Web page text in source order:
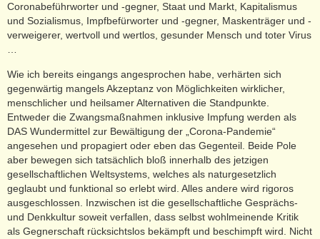
Coronabeführworter und -gegner, Staat und Markt, Kapitalismus
und Sozialismus, Impfbefürworter und -gegner, Maskenträger und -
verweigerer, wertvoll und wertlos, gesunder Mensch und toter Virus
Wie ich bereits eingangs angesprochen habe, verhärten sich
gegenwärtig mangels Akzeptanz von Möglichkeiten wirklicher,
menschlicher und heilsamer Alternativen die Standpunkte.
Entweder die Zwangsmaßnahmen inklusive Impfung werden als
DAS Wundermittel zur Bewältigung der „Corona-Pandemie“
angesehen und propagiert oder eben das Gegenteil. Beide Pole
aber bewegen sich tatsächlich bloß innerhalb des jetzigen
gesellschaftlichen Weltsystems, welches als naturgesetzlich
geglaubt und funktional so erlebt wird. Alles andere wird rigoros
ausgeschlossen. Inzwischen ist die gesellschaftliche Gesprächs-
und Denkkultur soweit verfallen, dass selbst wohlmeinende Kritik
als Gegnerschaft rücksichtslos bekämpft und beschimpft wird. Nicht